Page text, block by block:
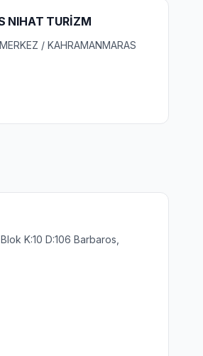
NIHAT TURİZM
/ KAHRAMANMARAS
K:10 D:106 Barbaros,